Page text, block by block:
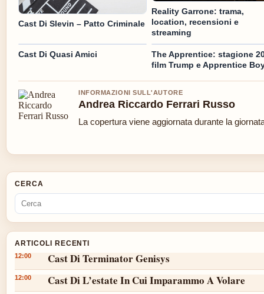
Cast Di Slevin – Patto Criminale
Reality Garrone: trama,
location, recensioni e
streaming
Cast Di Quasi Amici
The Apprentice: stagione
film Trump e Apprentice
INFORMAZIONI SULL'AUTORE
Andrea Riccardo Ferrari Russo
La copertura viene aggiornata durante la
CERCA
ARTICOLI RECENTI
12:00 Cast Di Terminator Genisys
12:00 Cast Di L’estate In Cui Imparammo A Volare